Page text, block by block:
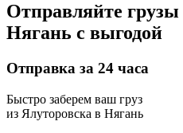
Отправляйте грузы
Нягань с выгодой
Отправка за 24 часа
Быстро заберем ваш груз
из Ялуторовска в Нягань